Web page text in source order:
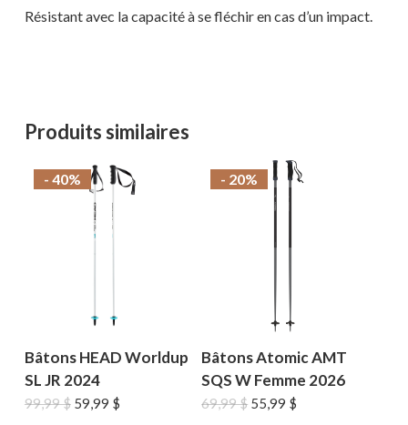
Résistant avec la capacité à se fléchir en cas d’un impact.
Produits similaires
- 40%
Bâtons HEAD Worldup
SL JR 2024
99,99$ Le
59,99 $Le
- 20%
Bâtons Atomic AMT
SQS W Femme 2026
69,99$ Le
55,99 $